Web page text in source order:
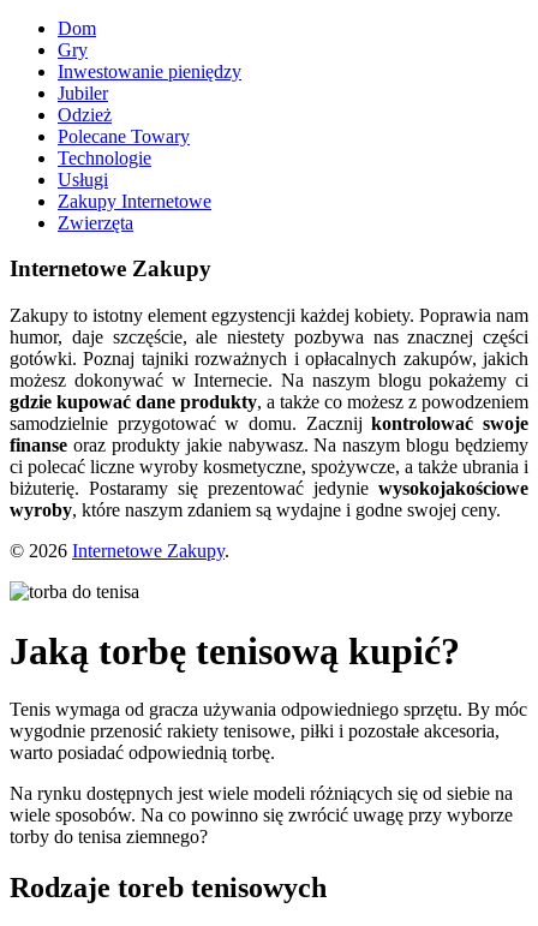
Dom
Gry
Inwestowanie pieniędzy
Jubiler
Odzież
Polecane Towary
Technologie
Usługi
Zakupy Internetowe
Zwierzęta
Internetowe Zakupy
Zakupy to istotny element egzystencji każdej kobiety. Poprawia nam
humor, daje szczęście, ale niestety pozbywa nas znacznej części
gotówki. Poznaj tajniki rozważnych i opłacalnych zakupów, jakich
możesz dokonywać w Internecie. Na naszym blogu pokażemy ci
gdzie kupować dane produkty, a także co możesz z powodzeniem
samodzielnie przygotować w domu. Zacznijkontrolować swoje
finanse oraz produkty jakie nabywasz. Na naszym blogu będziemy
ci polecać liczne wyroby kosmetyczne, spożywcze, a także ubrania i
biżuterię. Postaramy się prezentować jedynie wysokojakościowe
wyroby, które naszym zdaniem są wydajne i godne swojej ceny.
© 2026 Internetowe Zakupy.
Jaką torbę tenisową kupić?
Tenis wymaga od gracza używania odpowiedniego sprzętu. By móc
wygodnie przenosić rakiety tenisowe, piłki i pozostałe akcesoria,
warto posiadać odpowiednią torbę.
Na rynku dostępnych jest wiele modeli różniących się od siebie na
wiele sposobów. Na co powinno się zwrócić uwagę przy wyborze
torby do tenisa ziemnego?
Rodzaje toreb tenisowych